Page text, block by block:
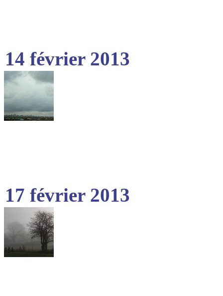
14 février 2013
17 février 2013